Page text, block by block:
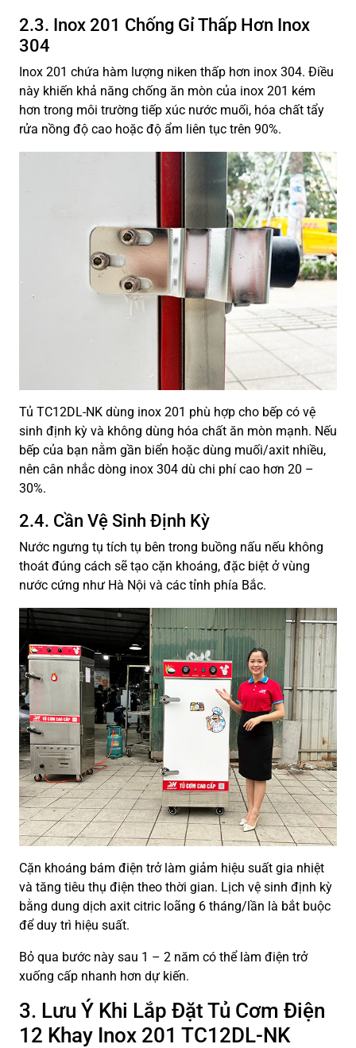
2.3. Inox 201 Chống Gỉ Thấp Hơn Inox
304
Inox 201 chứa hàm lượng niken thấp hơn inox 304. Điều
này khiến khả năng chống ăn mòn của inox 201 kém
hơn trong môi trường tiếp xúc nước muối, hóa chất tẩy
rửa nồng độ cao hoặc độ ẩm liên tục trên 90%.
Tủ TC12DL-NK dùng inox 201 phù hợp cho bếp có vệ
sinh định kỳ và không dùng hóa chất ăn mòn mạnh. Nếu
bếp của bạn nằm gần biển hoặc dùng muối/axit nhiều,
nên cân nhắc dòng inox 304 dù chi phí cao hơn 20 –
30%.
2.4. Cần Vệ Sinh Định Kỳ
Nước ngưng tụ tích tụ bên trong buồng nấu nếu không
thoát đúng cách sẽ tạo cặn khoáng, đặc biệt ở vùng
nước cứng như Hà Nội và các tỉnh phía Bắc.
Cặn khoáng bám điện trở làm giảm hiệu suất gia nhiệt
và tăng tiêu thụ điện theo thời gian. Lịch vệ sinh định kỳ
bằng dung dịch axit citric loãng 6 tháng/lần là bắt buộc
để duy trì hiệu suất.
Bỏ qua bước này sau 1 – 2 năm có thể làm điện trở
xuống cấp nhanh hơn dự kiến.
3. Lưu Ý Khi Lắp Đặt Tủ Cơm Điện
12 Khay Inox 201 TC12DL-NK